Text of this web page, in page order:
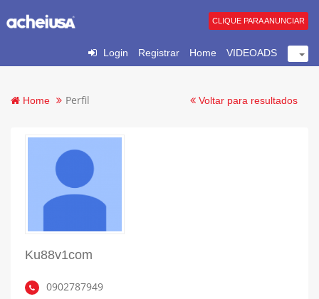
Login Registrar Home VIDEOADS
CLIQUE PARA ANUNCIAR
Home Perfil Voltar para resultados
Ku88v1com
0902787949